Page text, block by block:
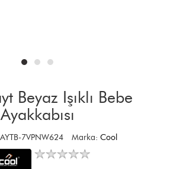
Beyaz Işıklı Bebe
Ayakkabısı
7VPNW624 Marka: Cool